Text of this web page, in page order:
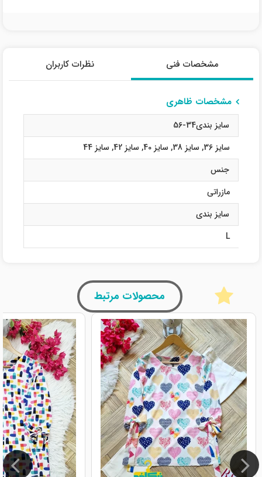
مشخصات فنی نظرات کاربران
مشخصات ظاهری
سایز بندی34-56
سایز 36
, سایز 38 , سایز 40 , سایز 42 , سایز 44
جنس
مازراتی
سایز بندی
L
محصولات مرتبط